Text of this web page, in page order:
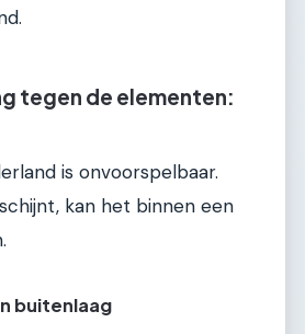
tegen de elementen:
is onvoorspelbaar.
kan het binnen een
buitenlaag